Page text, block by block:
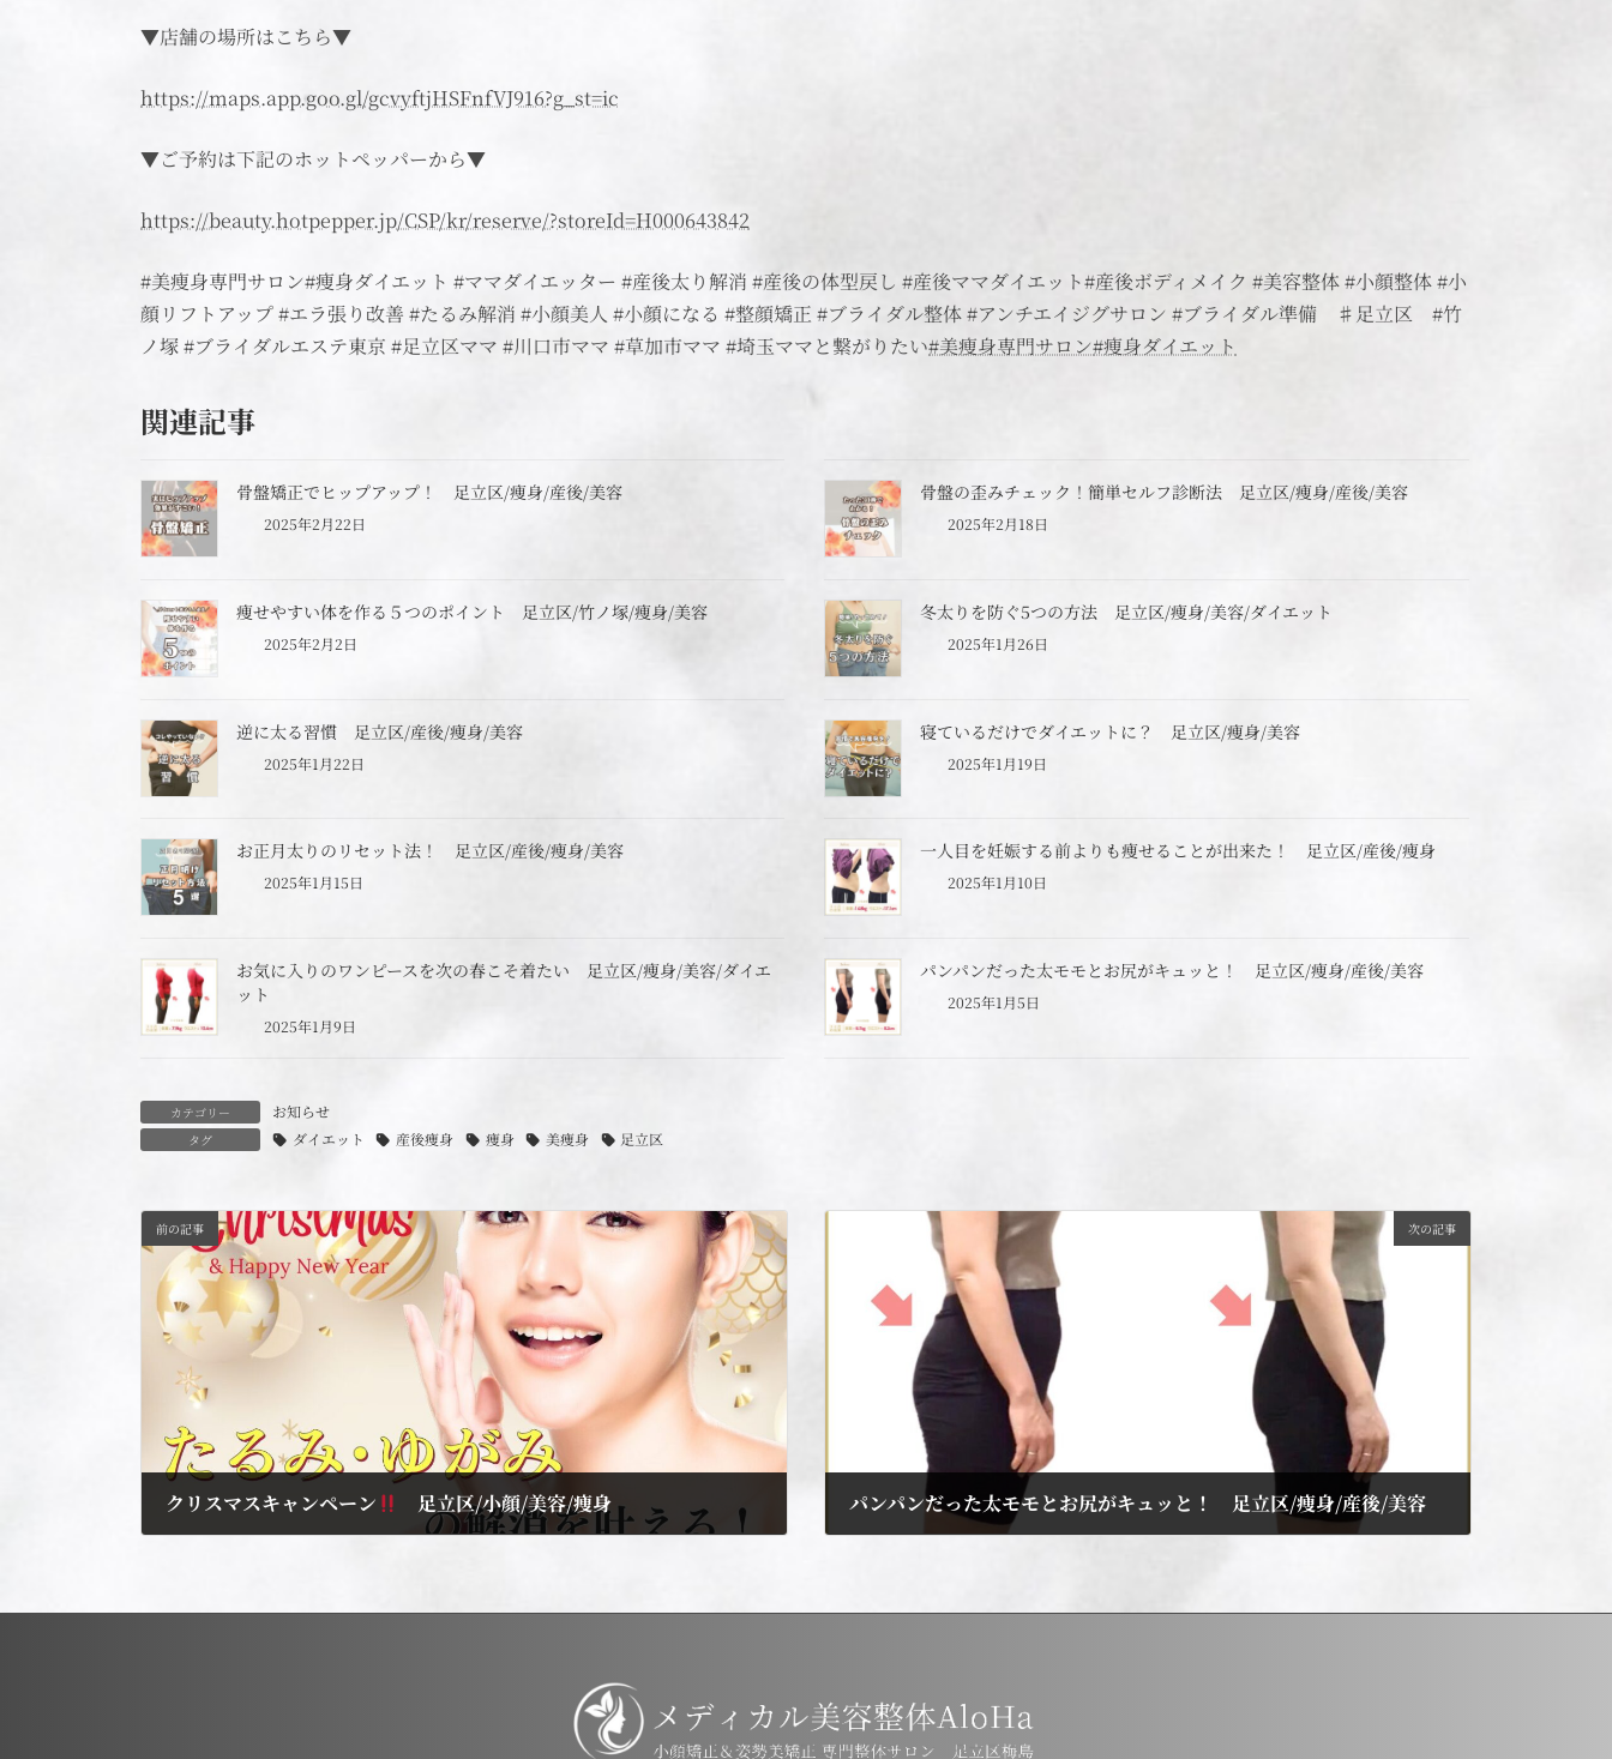
▼店舗の場所はこちら▼
https://maps.app.goo.gl/gcvyftjHSFnfVJ916?g_st=ic
▼ご予約は下記のホットペッパーから▼
https://beauty.hotpepper.jp/CSP/kr/reserve/?storeId=H000643842
#美痩身専門サロン#痩身ダイエット #ママダイエッター #産後太り解消 #産後の体型戻し #産後ママダイエット#産後ボディメイク #美容整体 #小顔整体 #小
顔リフトアップ #エラ張り改善 #たるみ解消 #小顔美人 #小顔になる #整顔矯正 #ブライダル整体 #アンチエイジグサロン #ブライダル準備 ♯足立区 #竹
ノ塚 #ブライダルエステ東京 #足立区ママ #川口市ママ #草加市ママ #埼玉ママと繋がりたい#美痩身専門サロン#痩身ダイエット
関連記事
骨盤矯正でヒップアップ！ 足立区/痩身/産後/美容
2025年2月22日
骨盤の歪みチェック！簡単セルフ診断法 足立区/痩身/産後/美容
2025年2月18日
痩せやすい体を作る５つのポイント 足立区/竹ノ塚/痩身/美容
2025年2月2日
冬太りを防ぐ5つの方法 足立区/痩身/美容/ダイエット
2025年1月26日
逆に太る習慣 足立区/産後/痩身/美容
2025年1月22日
寝ているだけでダイエットに？ 足立区/痩身/美容
2025年1月19日
お正月太りのリセット法！ 足立区/産後/痩身/美容
2025年1月15日
一人目を妊娠する前よりも痩せることが出来た！ 足立区/産後/痩身
2025年1月10日
お気に入りのワンピースを次の春こそ着たい 足立区/痩身/美容/ダイエ
ット
2025年1月9日
パンパンだった太モモとお尻がキュッと！ 足立区/痩身/産後/美容
2025年1月5日
カテゴリー お知らせ
タグ ダイエット 産後痩身 痩身 美痩身 足立区
前の記事
クリスマスキャンペーン 足立区/小顔/美容/痩身
次の記事
パンパンだった太モモとお尻がキュッと！ 足立区/痩身/産後/美容